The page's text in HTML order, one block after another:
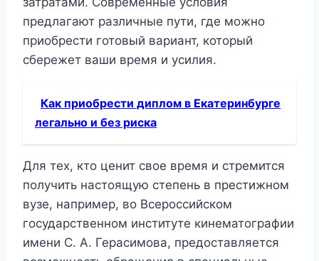
предлагают различные пути, где можно
приобрести готовый вариант, который
сбережет ваши время и усилия.
Как приобрести диплом в Екатеринбурге
легально и без риска
Для тех, кто ценит свое время и стремится
получить настоящую степень в престижном
вузе, например, во Всероссийском
государственном институте кинематографии
имени С. А. Герасимова, предоставляется